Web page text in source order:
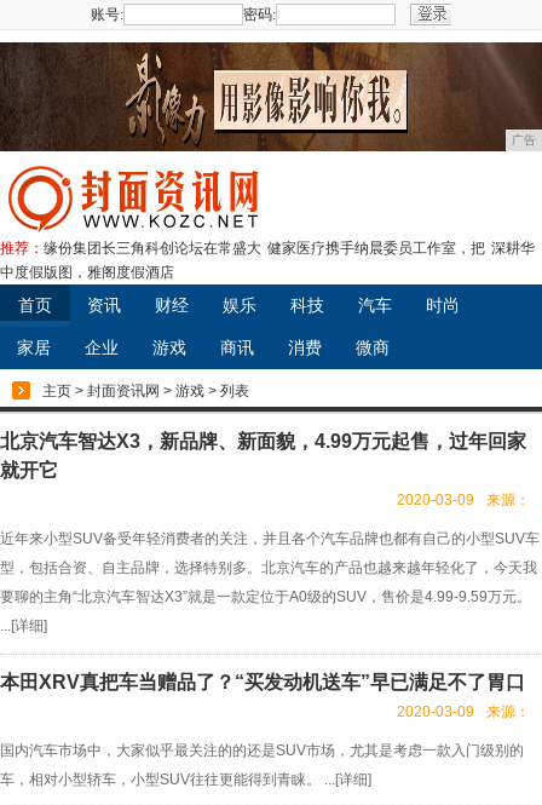
账号: 密码:
广告
推荐： 缘份集团长三角科创论坛在常盛大 健家医疗携手纳晨委员工作室，把 深耕华
中度假版图，雅阁度假酒店
首页 资讯 财经 娱乐 科技 汽车 时尚
家居 企业 游戏 商讯 消费 微商
主页 > 封面资讯网 > 游戏 > 列表
北京汽车智达X3，新品牌、新面貌，4.99万元起售，过年回家
就开它
来源：
2020-03-09
近年来小型SUV备受年轻消费者的关注，并且各个汽车品牌也都有自己的小型SUV车
型，包括合资、自主品牌，选择特别多。北京汽车的产品也越来越年轻化了，今天我
要聊的主角“北京汽车智达X3”就是一款定位于A0级的SUV，售价是4.99-9.59万元。
...[详细]
本田XRV真把车当赠品了？“买发动机送车”早已满足不了胃口
来源：
2020-03-09
国内汽车市场中，大家似乎最关注的的还是SUV市场，尤其是考虑一款入门级别的
车，相对小型轿车，小型SUV往往更能得到青睐。 ...[详细]